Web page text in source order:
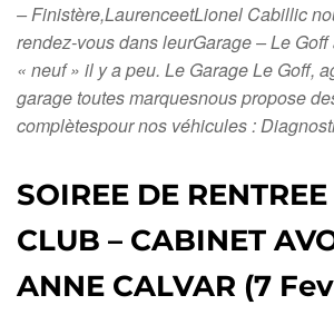
– Finistère,LaurenceetLionel Cabillic
rendez-vous dans leurGarage – Le
« neuf » il y a peu. Le Garage Le Goff,
garage toutes marquesnous propose
complètespour nos véhicules :
SOIREE DE
CLUB – CABINET
ANNE CALVAR (7